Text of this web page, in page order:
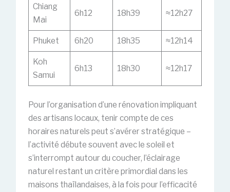
Chiang
Mai
6h12 18h39 ≈12h27
Phuket 6h20 18h35 ≈12h14
Koh
Samui
6h13 18h30 ≈12h17
Pour l’organisation d’une rénovation impliquant
des artisans locaux, tenir compte de ces
horaires naturels peut s’avérer stratégique –
l’activité débute souvent avec le soleil et
s’interrompt autour du coucher, l’éclairage
naturel restant un critère primordial dans les
maisons thaïlandaises, à la fois pour l’efficacité